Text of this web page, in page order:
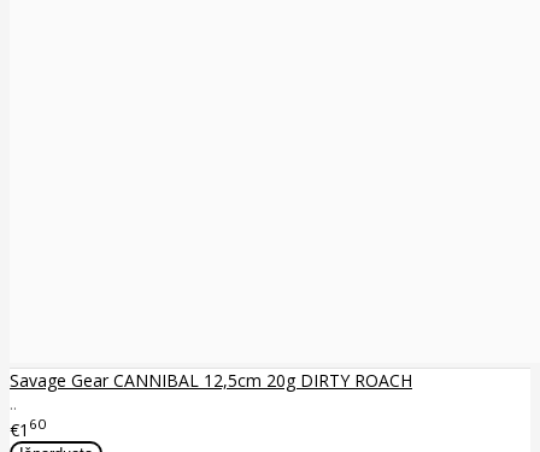
Savage Gear CANNIBAL 12,5cm 20g DIRTY ROACH
..
€1 60